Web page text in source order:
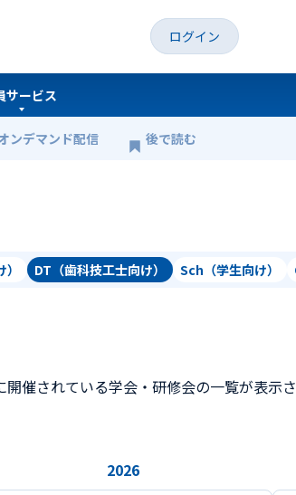
ログイン
ンデマンド配信 後で読む
サービス
DT（歯科技工士向け） Sch（学生向け）
催されている学会・研修会の一覧が表示さ
2026